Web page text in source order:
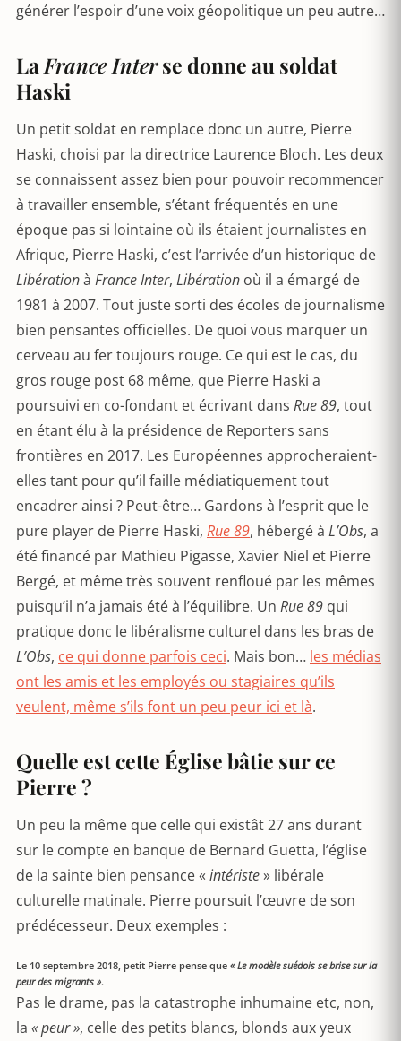
générer l’espoir d’une voix géopolitique un peu autre…
La France Interse donne au soldat
Haski
Un petit soldat en remplace donc un autre, Pierre
Haski, choisi par la directrice Laurence Bloch. Les deux
se connaissent assez bien pour pouvoir recommencer
à travailler ensemble, s’étant fréquentés en une
époque pas si lointaine où ils étaient journalistes en
Afrique, Pierre Haski, c’est l’arrivée d’un historique de
Libérationà France Inter, Libération où il a émargé de
1981 à 2007. Tout juste sorti des écoles de journalisme
bien pensantes officielles. De quoi vous marquer un
cerveau au fer toujours rouge. Ce qui est le cas, du
gros rouge post 68 même, que Pierre Haski a
poursuivi en co-fondant et écrivant dans Rue 89, tout
en étant élu à la présidence de Reporters sans
frontières en 2017. Les Européennes approcheraient-
elles tant pour qu’il faille médiatiquement tout
encadrer ainsi ? Peut-être… Gardons à l’esprit que le
pure player de Pierre Haski, Rue 89, hébergé à L’Obs, a
été financé par Mathieu Pigasse, Xavier Niel et Pierre
Bergé, et même très souvent renfloué par les mêmes
puisqu’il n’a jamais été à l’équilibre. Un Rue 89 qui
pratique donc le libéralisme culturel dans les bras de
L’Obs, ce qui donne parfois ceci. Mais bon… les médias
ont les amis et les employés ou stagiaires qu’ils
veulent, même s’ils font un peu peur ici et là.
Quelle est cette Église bâtie sur ce
Pierre ?
Un peu la même que celle qui existât 27 ans durant
sur le compte en banque de Bernard Guetta, l’église
de la sainte bien pensance « intériste» libérale
culturelle matinale. Pierre poursuit l’œuvre de son
prédécesseur. Deux exemples :
Le 10 septembre 2018, petit Pierre pense que « Le modèle suédois se brise sur la
peur des migrants ».
Pas le drame, pas la catastrophe inhumaine etc, non,
la « peur », celle des petits blancs, blonds aux yeux